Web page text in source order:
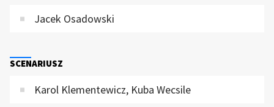
Jacek Osadowski
SCENARIUSZ
Karol Klementewicz, Kuba Wecsile